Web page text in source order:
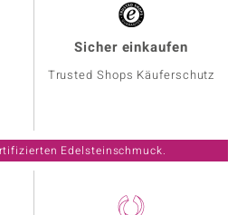
Sicher einkaufen
Trusted Shops Käuferschutz
Edelsteinschmuck.